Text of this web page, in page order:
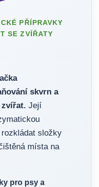
PŘÍPRAVKY
SE ZVÍŘATY
skvrn a
zvířat. Její
složky
místa na
pro psy a